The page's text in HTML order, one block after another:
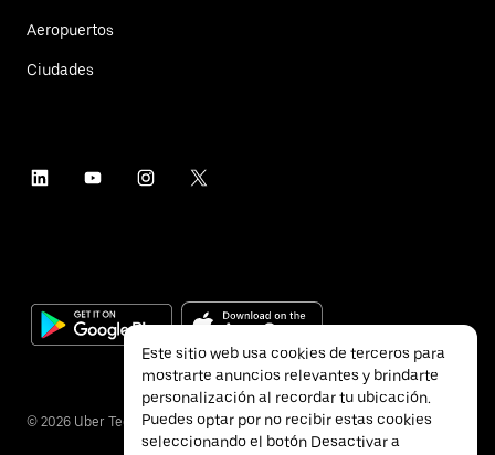
Aeropuertos
Ciudades
© 2026 Uber Technologies Inc.
Este sitio web usa cookies de terceros para
mostrarte anuncios relevantes y brindarte
personalización al recordar tu ubicación.
Puedes optar por no recibir estas cookies
seleccionando el botón Desactivar a